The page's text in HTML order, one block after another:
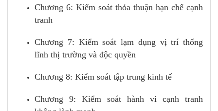
Chương 6: Kiểm soát thỏa thuận hạn chế cạnh
tranh
Chương 7: Kiểm soát lạm dụng vị trí thống
lĩnh thị trường và độc quyền
Chương 8: Kiểm soát tập trung kinh tế
Chương 9: Kiểm soát hành vi cạnh tranh